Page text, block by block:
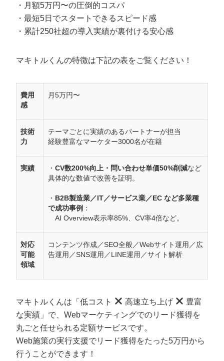
・月額5万円〜の圧倒的コスパ
・最短5日でスタートできるスピード感
・累計250社超の導入実績が裏付ける安心感
マキトルくんの特徴は下記の表をご覧ください！
費用
感
月5万円〜
技術
力
テーマごとに実績のあるパートナーが担当
経験豊富なマーケター3000名が在籍
実績 ・ CV数200%向上・問い合わせ単価50%削減など
具体的な数値で改善を証明。
・ B2B製造業／IT／サービス業／EC など多業種
で成功事例 ：
AI Overview表示率85%、CV率4倍など。
対応
可能
領域
コンテンツ作成／SEO全般／Webサイト運用／広
告運用／SNS運用／LINE運用／サイト解析
マキトルくんは「低コスト 高速立ち上げ
豊富
な実績」で、Webマーケティングでのリード獲得を
丸ごと任せられる定額サービスです。
Web施策の実行支援でリード獲得をたった5万円から
行うことができます！